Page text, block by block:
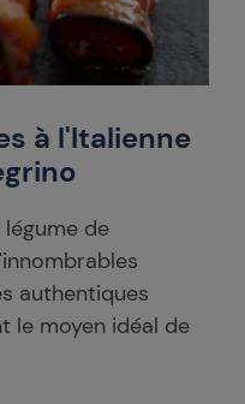
à l'Italienne
légume de
authentiques
le moyen idéal de